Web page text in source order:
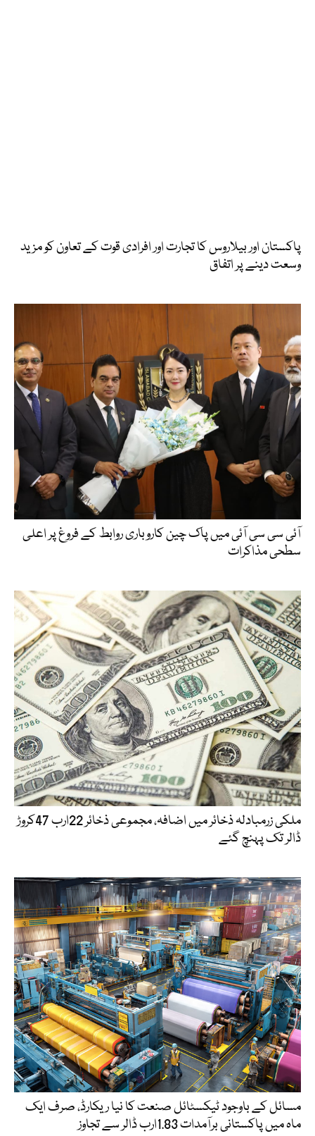
پاکستان اور بیلاروس کا تجارت اور افرادی قوت کے تعاون کو مزید
وسعت دینے پر اتفاق
آئی سی سی آئی میں پاک چین کاروباری روابط کے فروغ پر اعلی
سطحی مذاکرات
ملکی زرمبادلہ ذخائر میں اضافہ، مجموعی ذخائر 22ارب 47کروڑ
ڈالر تک پہنچ گئے
مسائل کے باوجود ٹیکسٹائل صنعت کا نیا ریکارڈ، صرف ایک
ماہ میں پاکستانی برآمدات 1.83ارب ڈالر سے تجاوز